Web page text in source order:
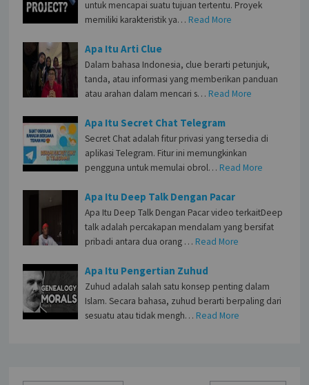
untuk mencapai suatu tujuan tertentu. Proyek
memiliki karakteristik ya… Read More
Apa Itu Arti Clue
Dalam bahasa Indonesia, clue berarti petunjuk,
tanda, atau informasi yang memberikan panduan
atau arahan dalam mencari s… Read More
Apa Itu Secret Chat Telegram
Secret Chat adalah fitur privasi yang tersedia di
aplikasi Telegram. Fitur ini memungkinkan
pengguna untuk memulai obrol… Read More
Apa Itu Deep Talk Dengan Pacar
Apa Itu Deep Talk Dengan Pacar video terkaitDeep
talk adalah percakapan mendalam yang bersifat
pribadi antara dua orang … Read More
Apa Itu Pengertian Zuhud
Zuhud adalah salah satu konsep penting dalam
Islam. Secara bahasa, zuhud berarti berpaling dari
sesuatu atau tidak mengh… Read More